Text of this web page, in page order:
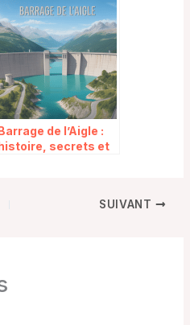
au cœur de
Haute-Loire
de l’Aigle :
secrets et
SUIVANT